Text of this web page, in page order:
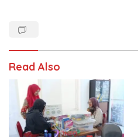
Read Also